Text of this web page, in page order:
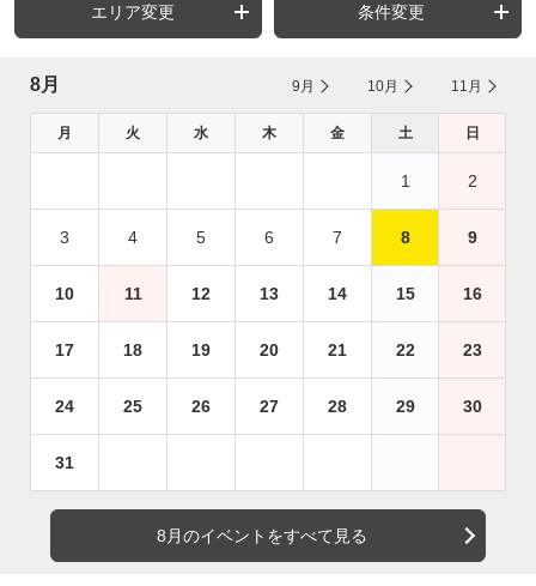
エリア変更 条件変更
8月 9月 10月 11月
月 火 水 木 金 土 日
1 2
3 4 5 6 7 8 9
10 11 12 13 14 15 16
17 18 19 20 21 22 23
24 25 26 27 28 29 30
31
8月のイベントをすべて見る